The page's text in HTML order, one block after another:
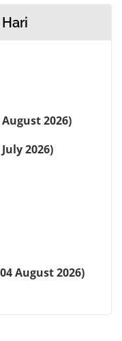
August 2026)
July 2026)
August 2026)